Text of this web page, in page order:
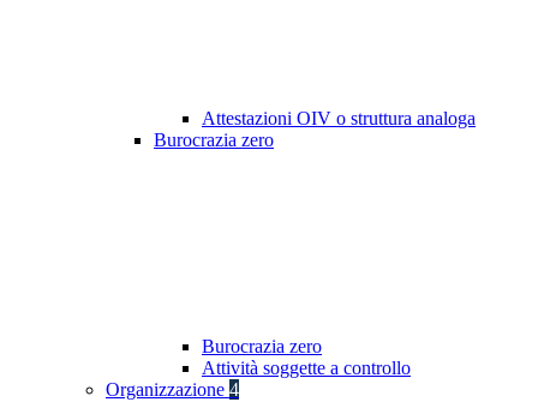
Attestazioni OIV o struttura analoga
Burocrazia zero
Burocrazia zero
Attività soggette a controllo
Organizzazione 4